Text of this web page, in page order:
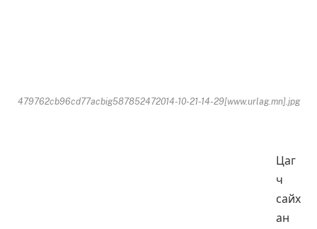
479762cb96cd77acbig587852472014-10-21-14-29[www.urlag.mn].jpg
Цаг
ч
сайх
ан